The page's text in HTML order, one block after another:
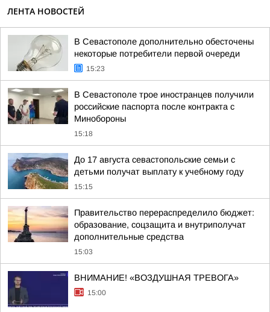
ЛЕНТА НОВОСТЕЙ
В Севастополе дополнительно обесточены
некоторые потребители первой очереди
15:23
В Севастополе трое иностранцев получили
российские паспорта после контракта с
Минобороны
15:18
До 17 августа севастопольские семьи с
детьми получат выплату к учебному году
15:15
Правительство перераспределило бюджет:
образование, соцзащита и внутриполучат
дополнительные средства
15:03
ВНИМАНИЕ! «ВОЗДУШНАЯ ТРЕВОГА»
15:00